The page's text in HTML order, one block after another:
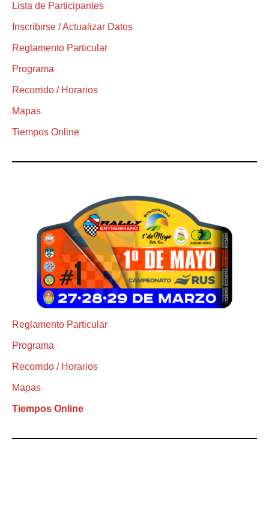
Lista de Participantes
Inscribirse / Actualizar Datos
Reglamento Particular
Programa
Recorrido / Horarios
Mapas
Tiempos Online
Reglamento Particular
Programa
Recorrido / Horarios
Mapas
Tiempos Online